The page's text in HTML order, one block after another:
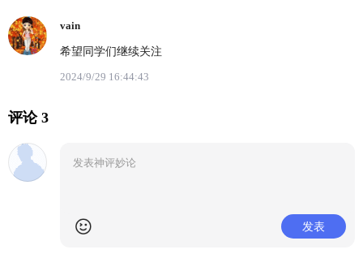
vain
希望同学们继续关注
2024/9/29 16:44:43
评论 3
发表